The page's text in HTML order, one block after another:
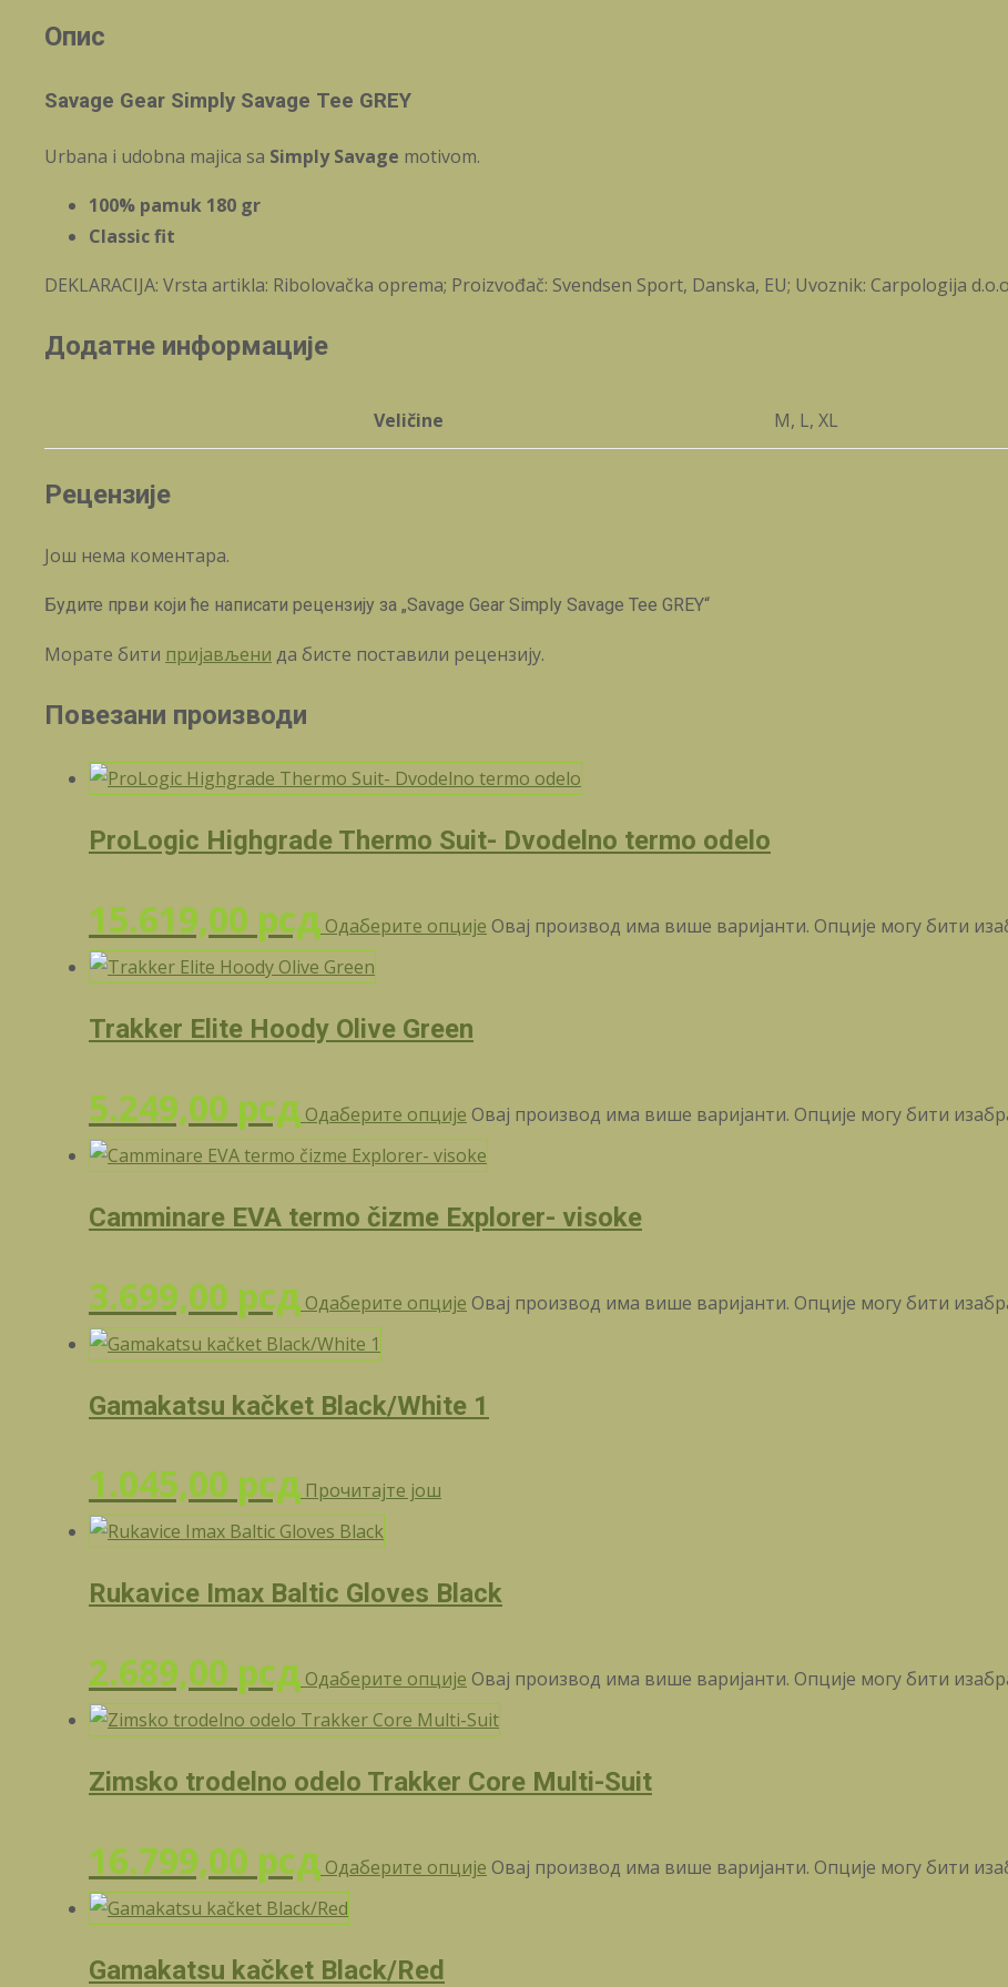
Опис
Savage Gear Simply Savage Tee GREY
Urbana i udobna majica sa Simply Savage motivom.
100% pamuk 180 gr
Classic fit
DEKLARACIJA: Vrsta artikla: Ribolovačka oprema; Proizvođač: Svendsen Sport, Danska, EU; Uvoznik: Carpologija
Додатне информације
Veličine M, L, XL
Рецензије
Још нема коментара.
Будите први који ће написати рецензију за „Savage Gear Simply Savage Tee GREY“
Морате бити пријављени да бисте поставили рецензију.
Повезани производи
ProLogic Highgrade Thermo Suit- Dvodelno termo odelo
15.619,00 рсд Одаберите опције Овај производ има више варијанти. Опције могу бити
Trakker Elite Hoody Olive Green
5.249,00 рсд Одаберите опције Овај производ има више варијанти. Опције могу бити
Camminare EVA termo čizme Explorer- visoke
3.699,00 рсд Одаберите опције Овај производ има више варијанти. Опције могу бити
Gamakatsu kačket Black/White 1
1.045,00 рсд Прочитајте још
Rukavice Imax Baltic Gloves Black
2.689,00 рсд Одаберите опције Овај производ има више варијанти. Опције могу бити
Zimsko trodelno odelo Trakker Core Multi-Suit
16.799,00 рсд Одаберите опције Овај производ има више варијанти. Опције могу бити
Gamakatsu kačket Black/Red